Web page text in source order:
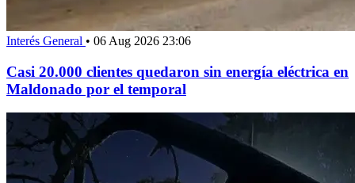
Interés General • 06 Aug 2026 23:06
Casi 20.000 clientes quedaron sin energía eléctrica en
Maldonado por el temporal